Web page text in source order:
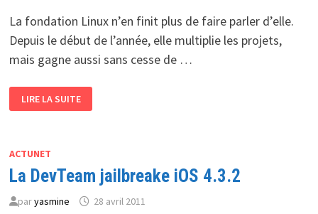
La fondation Linux n’en finit plus de faire parler d’elle.
Depuis le début de l’année, elle multiplie les projets,
mais gagne aussi sans cesse de …
REJOINT
LA
LIRE LA SUITE
ACTUNET
La DevTeam jailbreake iOS 4.3.2
paryasmine 28 avril 2011